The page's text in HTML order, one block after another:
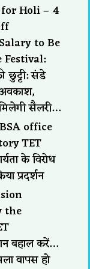
Holi – 4
to Be
Festival:
छुट्टी: संडे
सैलरी…
office
TET
के विरोध
प्रदर्शन
the
बहाल करें…
वापस हो